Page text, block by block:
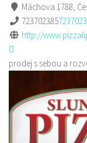
Máchova 1788,
723702385
http://
prodej s sebou a